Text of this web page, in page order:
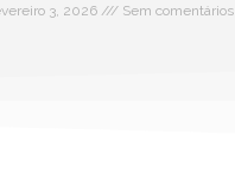
3, 2026 Sem comentários